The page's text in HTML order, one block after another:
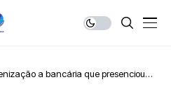
a bancária que presenciou